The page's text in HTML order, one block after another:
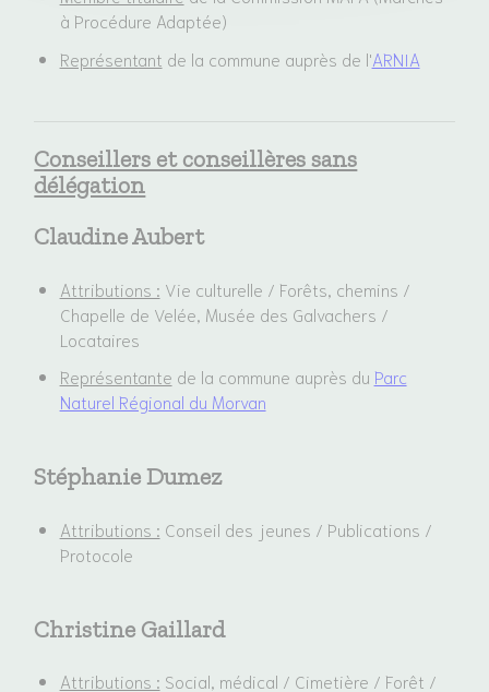
à Procédure Adaptée)
Représentant de la commune auprès de l'ARNIA
Conseillers et conseillères sans
délégation
Claudine Aubert
Attributions : Vie culturelle / Forêts, chemins /
Chapelle de Velée, Musée des Galvachers /
Locataires
Représentante de la commune auprès du Parc
Naturel Régional du Morvan
Stéphanie Dumez
Attributions : Conseil des jeunes / Publications /
Protocole
Christine Gaillard
Attributions : Social, médical / Cimetière / Forêt /